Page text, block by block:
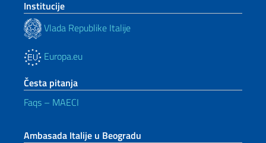
Institucije
Vlada Republike Italije
Europa.eu
Česta pitanja
Faqs – MAECI
Ambasada Italije u Beogradu